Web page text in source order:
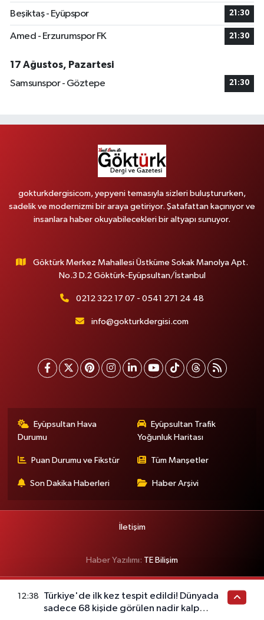
Beşiktaş - Eyüpspor 21:30
Amed - Erzurumspor FK 21:30
17 Ağustos, Pazartesi
Samsunspor - Göztepe
21:30
gokturkdergisicom, yepyeni temasıyla sizleri buluştururken,
sadelik ve modernizmi bir araya getiriyor. Şatafattan kaçınıyor ve
insanlara haber okuyabilecekleri bir altyapı sunuyor.
Göktürk Merkez Mahallesi Üstküme Sokak Manolya Apt.
No.3 D.2 Göktürk-Eyüpsultan/İstanbul
0212 322 17 07 - 0541 271 24 48
info@gokturkdergisi.com
Eyüpsultan Hava
Durumu
Eyüpsultan Trafik
Yoğunluk Haritası
Puan Durumu ve Fikstür Tüm Manşetler
Son Dakika Haberleri Haber Arşivi
İletişim
Haber Yazılımı: TE Bilişim
12:38
Türkiye'de ilk kez tespit edildi! Dünyada
sadece 68 kişide görülen nadir kalp